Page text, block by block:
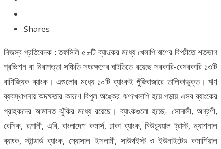
Shares
নিজস্ব প্রতিবেদক : তফসিলি ৫৮টি ব্যাংকের মধ্যে খেলাপি ঋণের বিপরীতে শতভাগ
প্রভিশন বা নিরাপত্তা সঞ্চিতি সংরক্ষণের ঘাটতিতে রয়েছে সরকারি-বেসরকারি ১৩টি
বাণিজ্যিক ব্যাংক। এগুলোর মধ্যে ১০টি ব্যাংকই পুঁজিবাজারে তালিকাভুক্ত। ঋণ
ব্যবস্থাপনায় অদক্ষতার কারণে বিপুল অঙ্কের ঋণখেলাপি হয়ে পড়ায় এসব ব্যাংকের
গ্রাহকদের আমানত ঝুঁকির মধ্যে রয়েছে। ব্যাংকগুলো হচ্ছে- সোনালী, অগ্রণী,
বেসিক, রূপালী, এবি, বাংলাদেশ কমার্স, ঢাকা ব্যাংক, মিউচ্যুয়াল ট্রাস্ট, ন্যাশনাল
ব্যাংক, স্টান্ডার্ড ব্যাংক, স্যোসাল ইসলামী, সাউথইস্ট ও ইউনাইটেড কমার্শিয়াল